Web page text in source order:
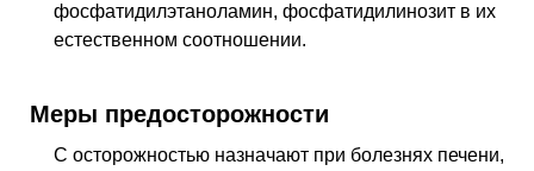
фосфатидилэтаноламин, фосфатидилинозит в их
естественном соотношении.
Меры предосторожности
С осторожностью назначают при болезнях печени,